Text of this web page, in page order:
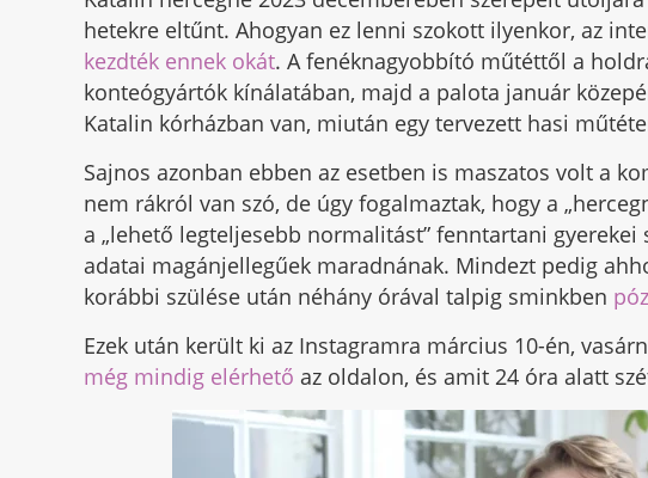
hetekre eltűnt. Ahogyan ez lenni szokott ilyenkor, az
kezdték ennek okát. A fenéknagyobbító műtéttől a
konteógyártók kínálatában, majd a palota január
Katalin kórházban van, miután egy tervezett hasi
Sajnos azonban ebben az esetben is maszatos volt a
nem rákról van szó, de úgy fogalmaztak, hogy a
a „lehető legteljesebb normalitást” fenntartani gyerekei
adatai magánjellegűek maradnának. Mindezt pedig
korábbi szülése után néhány órával talpig sminkben
Ezek után került ki az Instagramra március 10-én,
még mindig elérhető az oldalon, és amit 24 óra alatt